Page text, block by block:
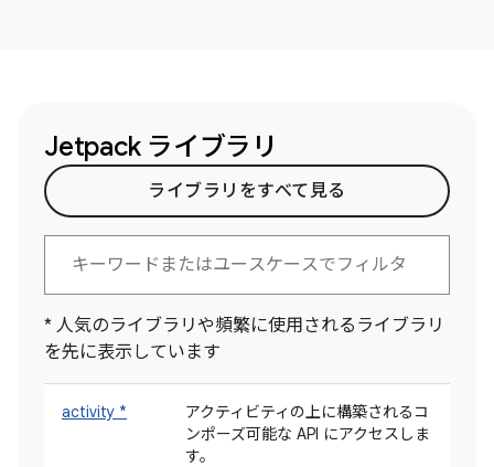
Jetpack ライブラリ
ライブラリをすべて見る
* 人気のライブラリや頻繁に使用されるライブラリ
を先に表示しています
activity *
アクティビティの上に構築されるコ
ンポーズ可能な API にアクセスしま
す。